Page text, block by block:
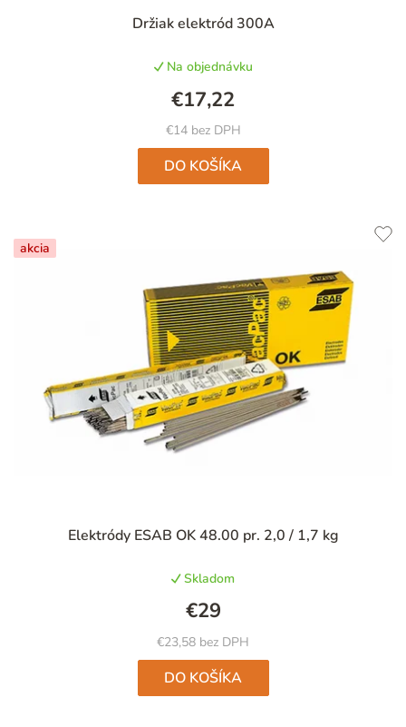
Držiak elektród 300A
hodnotenie
je
5,0
z
5
hviezdičiek.
Na objednávku
€14 bez DPH
€17,22
DO KOŠÍKA
akcia
Elektródy ESAB OK 48.00 pr. 2,0 / 1,7 kg
hodnotenie
je
5,0
z
5
hviezdičiek.
Skladom
€23,58 bez DPH
€29
DO KOŠÍKA